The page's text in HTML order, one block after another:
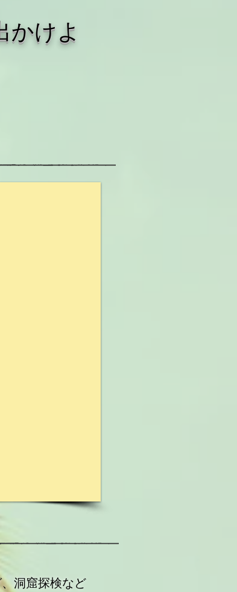
かけよ
洞窟探検など